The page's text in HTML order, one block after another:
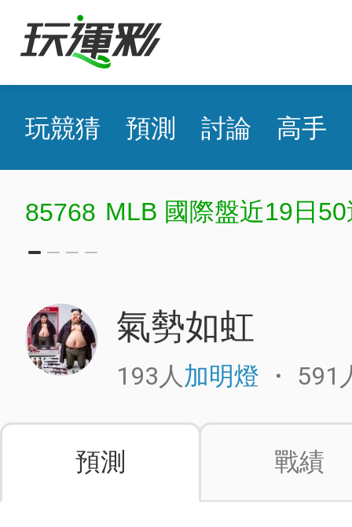
玩競猜 預測 討論 高手
85768 MLB 國際盤近19日
氣勢如虹
193人加明燈 ・ 591
預測 戰績